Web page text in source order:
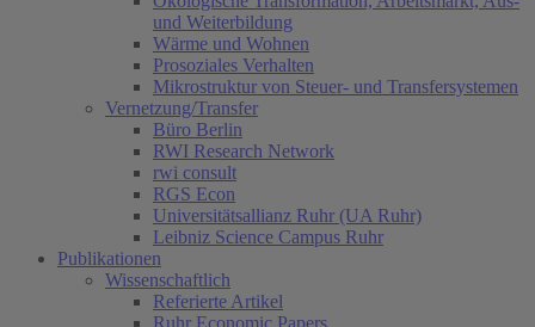
und Weiterbildung
Wärme und Wohnen
Prosoziales Verhalten
Mikrostruktur von Steuer- und Transfersystemen
Vernetzung/Transfer
Büro Berlin
RWI Research Network
rwi consult
RGS Econ
Universitätsallianz Ruhr (UA Ruhr)
Leibniz Science Campus Ruhr
Publikationen
Wissenschaftlich
Referierte Artikel
Ruhr Economic Papers